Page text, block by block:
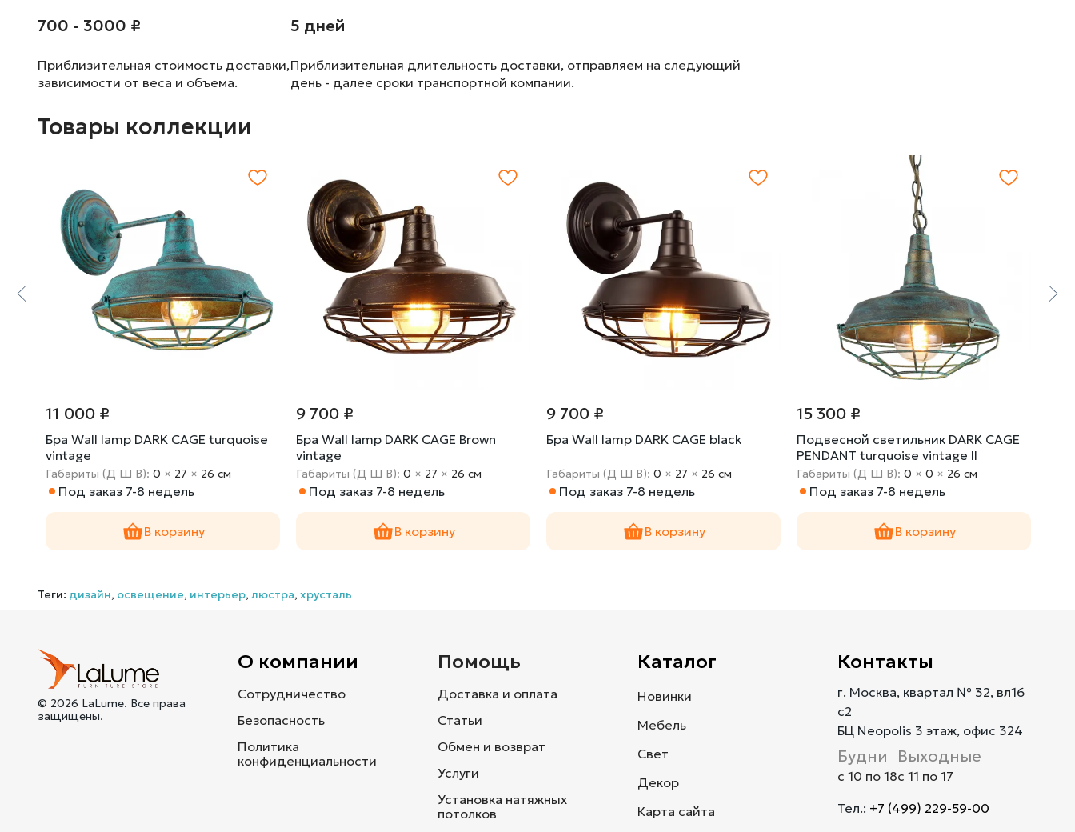
700 - 3000 ₽
Приблизительная стоимость доставки,
зависимости от веса и объема.
5 дней
Приблизительная длительность доставки, отправляем на следующий
день - далее сроки транспортной компании.
Товары коллекции
11 000 ₽
Бра Wall lamp DARK CAGE turquoise
vintage
Габариты (Д Ш В):0 × 27 × 26 cм
Под заказ 7-8 недель
В корзину
9 700 ₽
Бра Wall lamp DARK CAGE Brown
vintage
Габариты (Д Ш В):0 × 27 × 26 cм
Под заказ 7-8 недель
В корзину
9 700 ₽
Бра Wall lamp DARK CAGE black
Габариты (Д Ш В):0 × 27 × 26 cм
Под заказ 7-8 недель
В корзину
15 300 ₽
Подвесной светильник DARK CAGE
PENDANT turquoise vintage II
Габариты (Д Ш В):0 ×0 × 26 cм
Под заказ 7-8 недель
В корзину
Теги: дизайн, освещение, интерьер,люстра,хрусталь
© 2026 LaLume. Все права
защищены.
О компании
Сотрудничество
Безопасность
Политика
конфиденциальности
Помощь
Доставка и оплата
Статьи
Обмен и возврат
Услуги
Установка натяжных
потолков
Каталог
Новинки
Мебель
Свет
Декор
Карта сайта
Контакты
г. Москва, квартал № 32, вл16
с2
БЦ Neopolis 3 этаж, офис 324
Будни
с 10 по 18
Выходные
с 11 по 17
Тел.: +7 (499) 229-59-00